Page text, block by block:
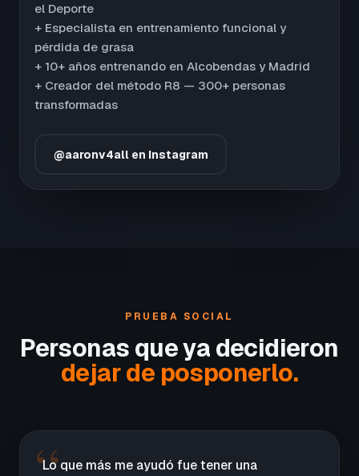
el Deporte
+ Especialista en entrenamiento funcional y
pérdida de grasa
+ 10+ años entrenando en Alcobendas y Madrid
+ Creador del método R8 — 300+ personas
transformadas
@aaronv4all en Instagram
PRUEBA SOCIAL
Personas que ya decidieron
dejar de posponerlo.
Lo que más me ayudó fue tener una